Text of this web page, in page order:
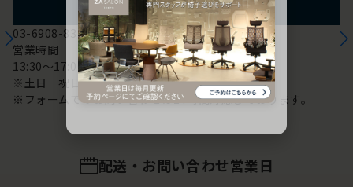
03-6908-8370
営業時間
13:30～17:00
※土日 祝日は休み
※フォームでのお問い合わせは24時間対応しております。
配送・お問い合わせ営業日